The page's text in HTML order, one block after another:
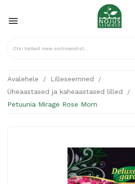

Avalehele
Lilleseemned
Üheaastased ja kaheaastased lilled
Petuunia Mirage Rose Morn